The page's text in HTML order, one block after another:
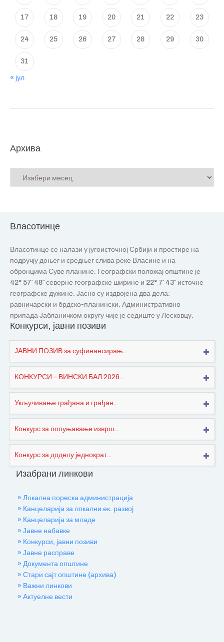
17 18 19 20 21 22 23
24 25 26 27 28 29 30
31
« јул
Архива
Власотинце
Власотинце се налази у југоисточној Србији и простире на
подручју доњег и средњег слива реке Власине и на
обронцима Суве планине. Географски положај општине је
42° 57′ 48″ северне географске ширине и 22° 7′ 43″ источне
географске дужине. Јасно су издвојена два дела:
равничарски и брдско-планински. Административно
припада Јабланичком округу чије је седиште у Лесковцу.
Конкурси, јавни позиви
ЈАВНИ ПОЗИВ за суфинансирањ...
КОНКУРСИ – ВИНСКИ БАЛ 2026...
Укључивање грађана и грађан...
Конкурс за попуњавање изврш...
Конкурс за доделу једнократ...
Изабрани линкови
» Локална пореска администрација
» Канцеларија за локални ек. развој
» Канцеларија за младе
» Јавне набавке
» Конкурси, јавни позиви
» Јавне расправе
» Документа општине
» Стари сајт општине (архива)
» Важни линкови
» Актуелне вести